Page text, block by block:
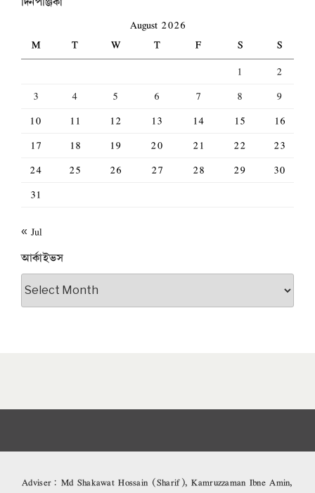
August 2026
M
T W T F S
S
1
2
3
4 5 6 7 8
9
10
11 12 13 14 15
16
17
18 19 20 21 22
23
24
25 26 27 28 29
30
31
« Jul
আর্কাইভস
আর্কাইভস
Adviser: Md Shakawat Hossain (Sharif), Kamruzzaman Ibne Amin,